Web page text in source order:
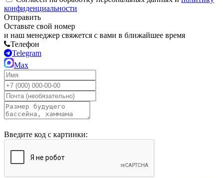
конфиденциальности
Отправить
Оставьте свой номер
и наш менеджер свяжется с вами в ближайшее время
Телефон
Telegram
Max
Введите код с картинки: